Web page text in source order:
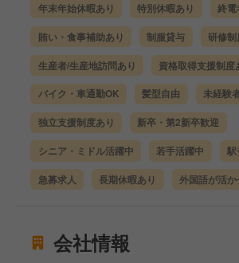
年末年始休暇あり 特別休暇あり 終
賄い・食事補助あり 制服貸与 研修制
生産者/生産地訪問あり 資格取得支援制度
バイク・車通勤OK 髪型自由 未経験
独立支援制度あり 新卒・第2新卒歓迎
シニア・ミドル活躍中 若手活躍中 駅
急募求人 長期休暇あり 外国語が活か
会社情報